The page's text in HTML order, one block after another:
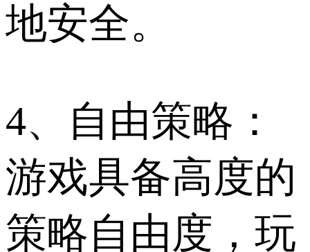
地安全。
4、自由策略：
游戏具备高度的
策略自由度，玩